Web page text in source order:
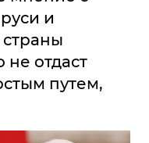
и
страны
отдаст
путем,